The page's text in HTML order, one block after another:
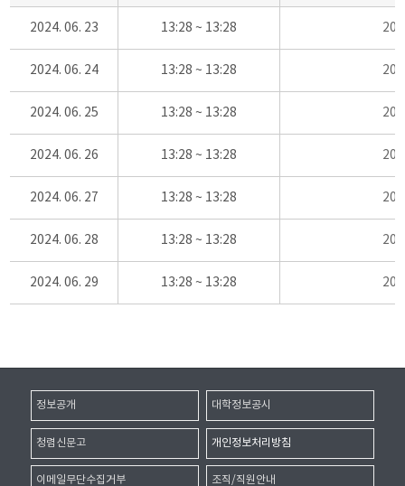
2024. 06. 23 13:28 ~ 13:28
2024. 06. 24 13:28 ~ 13:28
2024. 06. 25 13:28 ~ 13:28
2024. 06. 26 13:28 ~ 13:28
2024. 06. 27 13:28 ~ 13:28
2024. 06. 28 13:28 ~ 13:28
2024. 06. 29 13:28 ~ 13:28
정보공개 대학정보공시
청렴신문고 개인정보처리방침
이메일무단수집거부 조직/직원안내